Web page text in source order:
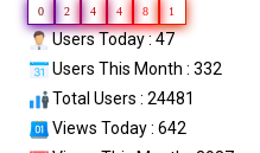
0 2 4 4 8 1
Users Today : 47
Users This Month : 332
Total Users : 24481
Views Today : 642